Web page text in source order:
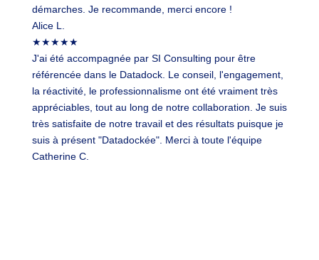
démarches. Je recommande, merci encore !
Alice L.
★★★★★
J'ai été accompagnée par SI Consulting pour être
référencée dans le Datadock. Le conseil, l'engagement,
la réactivité, le professionnalisme ont été vraiment très
appréciables, tout au long de notre collaboration. Je suis
très satisfaite de notre travail et des résultats puisque je
suis à présent "Datadockée". Merci à toute l'équipe
Catherine C.